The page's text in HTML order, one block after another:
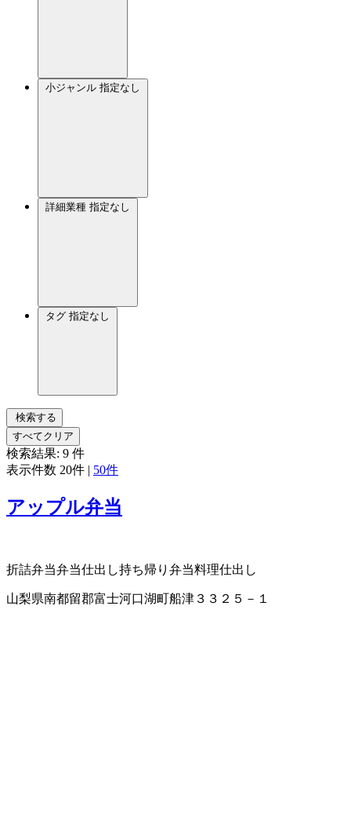
小ジャンル 指定なし
詳細業種 指定なし
タグ 指定なし
検索する
すべてクリア
検索結果: 9 件
表示件数 20件 | 50件
アップル弁当
折詰弁当弁当仕出し持ち帰り弁当料理仕出し
山梨県南都留郡富士河口湖町船津３３２５－１